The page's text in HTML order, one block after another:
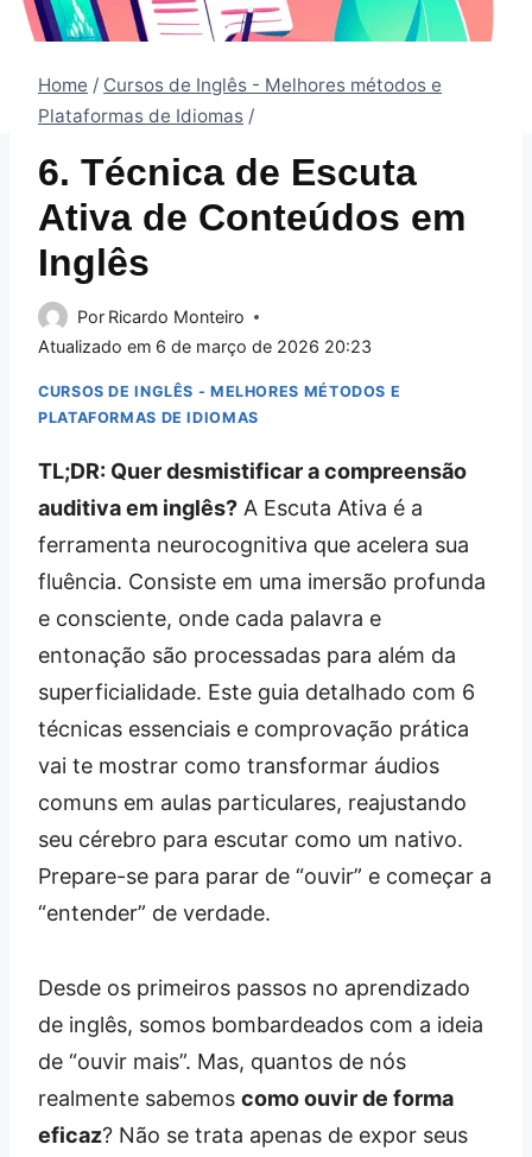
Home / Cursos de Inglês - Melhores métodos e
Plataformas de Idiomas /
6. Técnica de Escuta
Ativa de Conteúdos em
Inglês
Por Ricardo Monteiro
Atualizado em 6 de março de 2026 20:23
CURSOS DE INGLÊS - MELHORES MÉTODOS E
PLATAFORMAS DE IDIOMAS
TL;DR: Quer desmistificar a compreensão
auditiva em inglês? A Escuta Ativa é a
ferramenta neurocognitiva que acelera sua
fluência. Consiste em uma imersão profunda
e consciente, onde cada palavra e
entonação são processadas para além da
superficialidade. Este guia detalhado com 6
técnicas essenciais e comprovação prática
vai te mostrar como transformar áudios
comuns em aulas particulares, reajustando
seu cérebro para escutar como um nativo.
Prepare-se para parar de “ouvir” e começar a
“entender” de verdade.
Desde os primeiros passos no aprendizado
de inglês, somos bombardeados com a ideia
de “ouvir mais”. Mas, quantos de nós
realmente sabemos como ouvir de forma
eficaz? Não se trata apenas de expor seus